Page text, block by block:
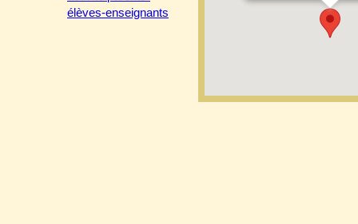
élèves-enseignants